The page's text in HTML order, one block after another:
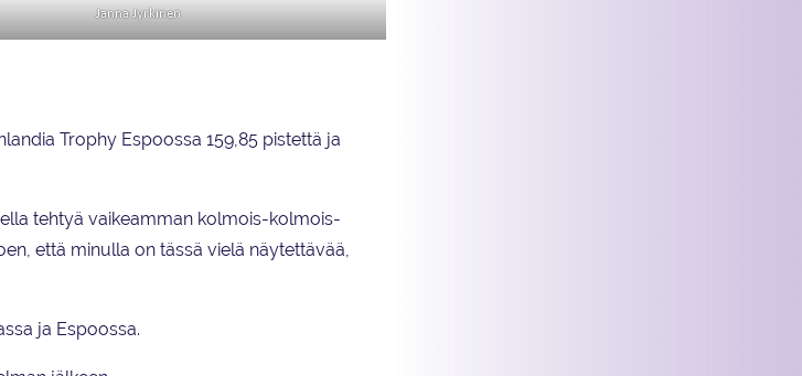
Janna Jyrkinen
Trophy Espoossa 159,85 pistettä ja
tehtyä vaikeamman kolmois-kolmois-
että minulla on tässä vielä näytettävää,
ja Espoossa.